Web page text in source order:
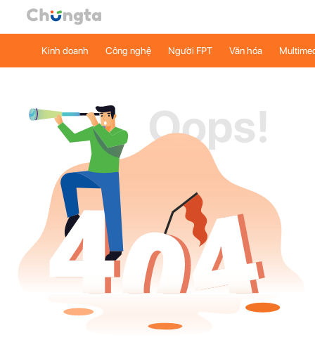
Kinh doanh Công nghệ Người FPT Văn hóa